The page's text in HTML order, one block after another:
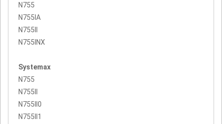
N755
N755IA
N755II
N755INX
Systemax
N755
N755II
N755II0
N755II1